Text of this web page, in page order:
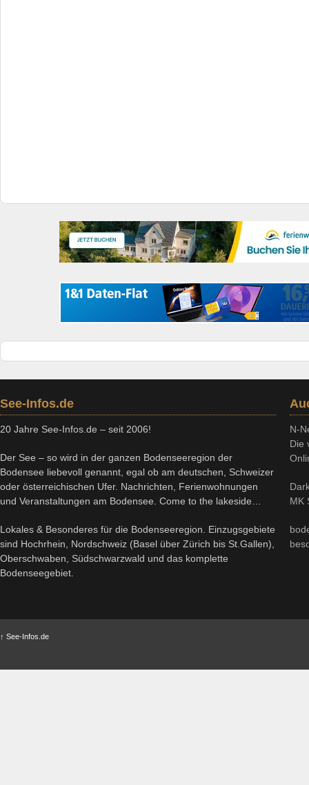
See-Infos.de
20 Jahre See-Infos.de – seit 2006!
Der See – so wird in der ganzen Bodenseeregion der
Bodensee liebevoll genannt, egal ob am deutschen, Schweizer
oder österreichischen Ufer. Nachrichten, Ferienwohnungen
und Veranstaltungen am Bodensee. Come to the lakeside…
Lokales & Besonderes für die Bodenseeregion. Einzugsgebiete
sind Hochrhein, Nordschweiz (Basel über Zürich bis St.Gallen),
Oberschwaben, Südschwarzwald und das komplette
Bodenseegebiet.
N-
Die
MK
↑ See-Infos.de